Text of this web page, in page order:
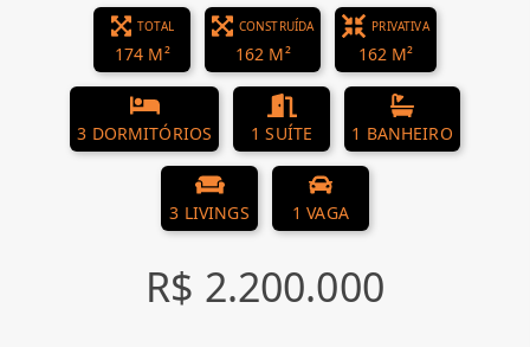
TOTAL
174 M²
CONSTRUÍDA
162 M²
PRIVATIVA
162 M²
3 DORMITÓRIOS 1 SUÍTE 1 BANHEIRO
3 LIVINGS 1 VAGA
R$ 2.200.000